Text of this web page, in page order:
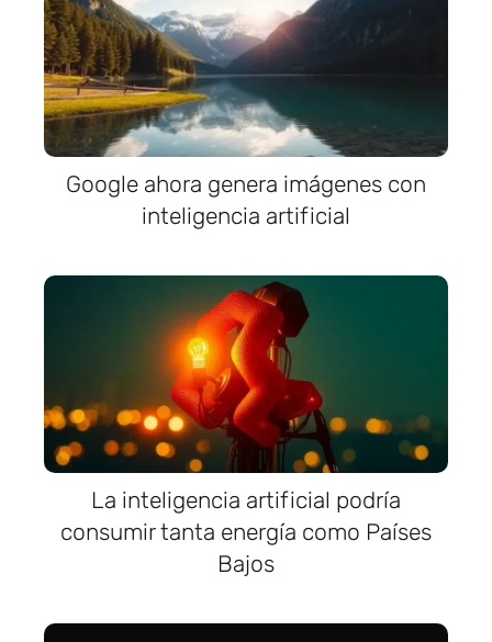
Google ahora genera imágenes con
inteligencia artificial
La inteligencia artificial podría
consumir tanta energía como Países
Bajos